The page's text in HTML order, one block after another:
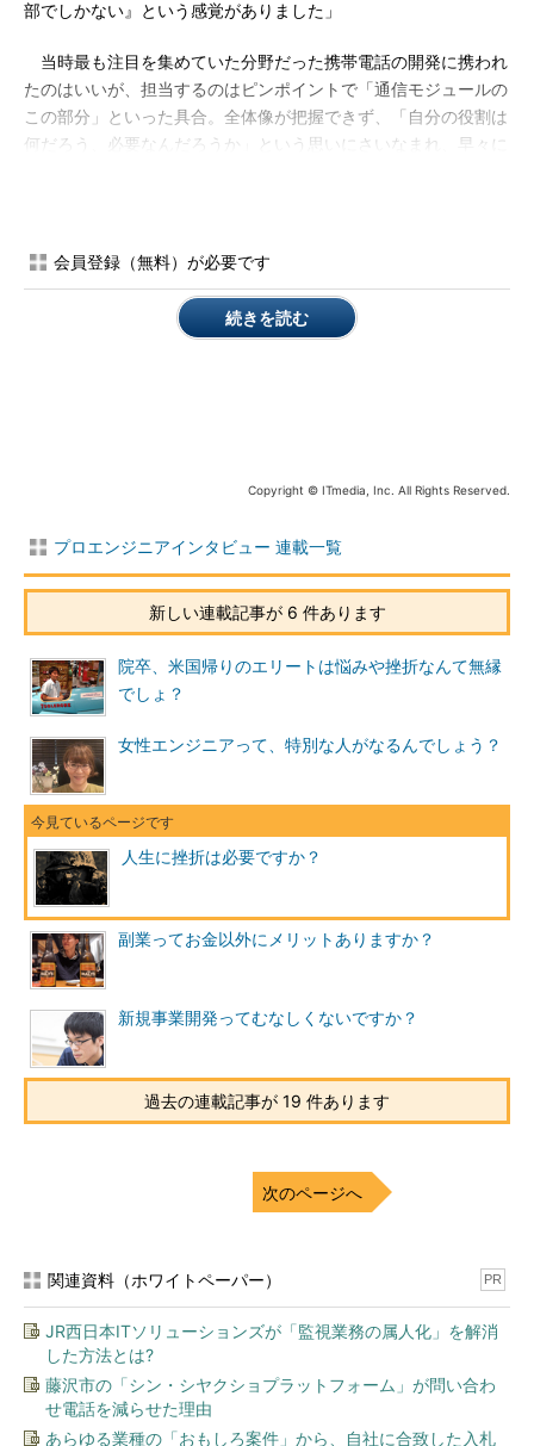
部でしかない』という感覚がありました」
当時最も注目を集めていた分野だった携帯電話の開発に携われ
たのはいいが、担当するのはピンポイントで「通信モジュールの
この部分」といった具合。全体像が把握できず、「自分の役割は
何だろう、必要なんだろうか」という思いにさいなまれ、早々に
会員登録（無料）が必要です
続きを読む
Copyright © ITmedia, Inc. All Rights Reserved.
プロエンジニアインタビュー 連載一覧
新しい連載記事が 6 件あります
院卒、米国帰りのエリートは悩みや挫折なんて無縁
でしょ？
女性エンジニアって、特別な人がなるんでしょう？
人生に挫折は必要ですか？
副業ってお金以外にメリットありますか？
新規事業開発ってむなしくないですか？
過去の連載記事が 19 件あります
次のページへ
関連資料（ホワイトペーパー） PR
JR西日本ITソリューションズが「監視業務の属人化」を解消
した方法とは?
藤沢市の「シン・シヤクショプラットフォーム」が問い合わ
せ電話を減らせた理由
あらゆる業種の「おもしろ案件」から、自社に合致した入札